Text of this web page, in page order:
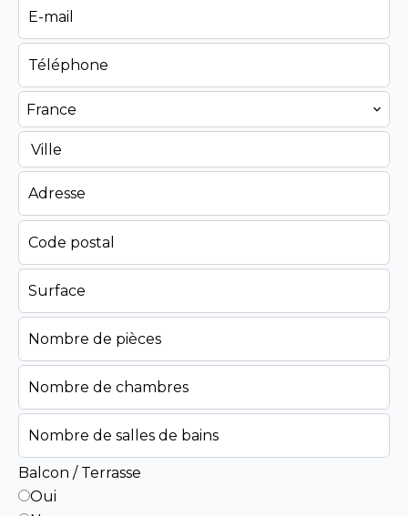
France
Ville
Balcon / Terrasse
Oui